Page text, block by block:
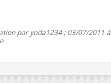
par yoda1234 ; 03/07/2011 à